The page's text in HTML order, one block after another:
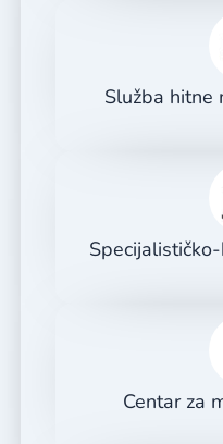
Služba hitne
Centar za